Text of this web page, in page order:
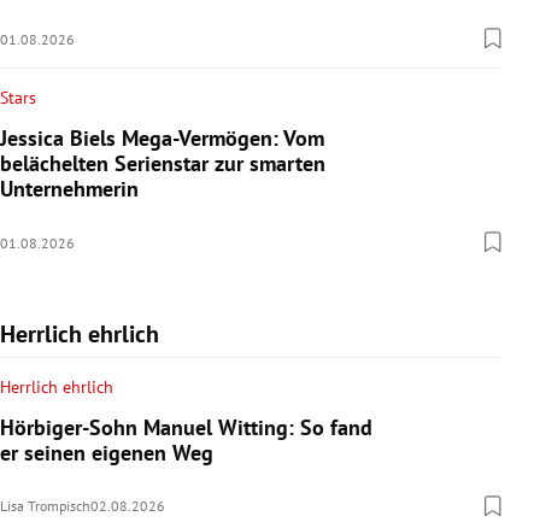
01.08.2026
Stars
Jessica Biels Mega-Vermögen: Vom
belächelten Serienstar zur smarten
Unternehmerin
01.08.2026
Herrlich ehrlich
Herrlich ehrlich
Hörbiger-Sohn Manuel Witting: So fand
er seinen eigenen Weg
Lisa Trompisch02.08.2026